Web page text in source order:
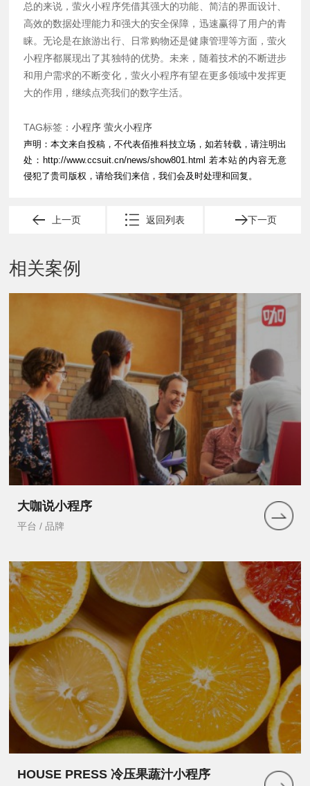
总的来说，萤火小程序凭借其强大的功能、简洁的界面设计、
高效的数据处理能力和强大的安全保障，迅速赢得了用户的青
睐。无论是在旅游出行、日常购物还是健康管理等方面，萤火
小程序都展现出了其独特的优势。未来，随着技术的不断进步
和用户需求的不断变化，萤火小程序有望在更多领域中发挥更
大的作用，继续点亮我们的数字生活。
TAG标签： 小程序 萤火小程序
声明：本文来自投稿，不代表佰推科技立场，如若转载，请注明出
处： http://www.ccsuit.cn/news/show801.html 若本站的内容无意
侵犯了贵司版权，请给我们来信，我们会及时处理和回复。
上一页 下一页
返回列表
相关案例
大咖说小程序
平台 / 品牌
HOUSE PRESS 冷压果蔬汁小程序